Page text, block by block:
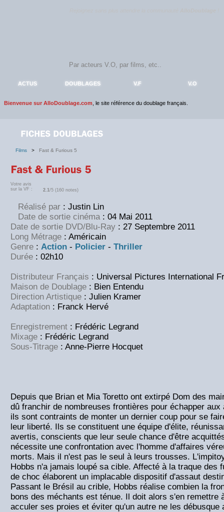
ACTUS DOUBLAGES V.F V.O
Bienvenue sur AlloDoublage.com , le site référence du doublage français.
Films > Fast & Furious 5
Votre avis
sur la VF :
2.1/5 (160 notes)
Réalisé par : Justin Lin
Date de sortie cinéma : 04 Mai 2011
Date de sortie DVD/Blu-Ray : 27 Septembre 2011
Long Métrage : Américain
Genre : Action - Policier - Thriller
Durée : 02h10
Distributeur Français : Universal Pictures International
Maison de Doublage : Bien Entendu
Direction Artistique : Julien Kramer
Adaptation : Franck Hervé
Enregistrement : Frédéric Legrand
Mixage : Frédéric Legrand
Sous-Titrage : Anne-Pierre Hocquet
Depuis que Brian et Mia Toretto ont extirpé Dom des
dû franchir de nombreuses frontières pour échapper
ils sont contraints de monter un dernier coup pour se
leur liberté. Ils se constituent une équipe d'élite,
avertis, conscients que leur seule chance d'être
nécessite une confrontation avec l'homme d'affaires
morts. Mais il n'est pas le seul à leurs trousses.
Hobbs n'a jamais loupé sa cible. Affecté à la traque des
de choc élaborent un implacable dispositif d'assaut
Passant le Brésil au crible, Hobbs réalise combien la
bons des méchants est ténue. Il doit alors s'en remettre
acculer ses proies et éviter qu'un autre ne les débusque